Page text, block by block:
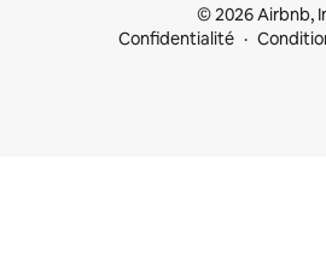
© 2026 Airbnb,
Confidentialité